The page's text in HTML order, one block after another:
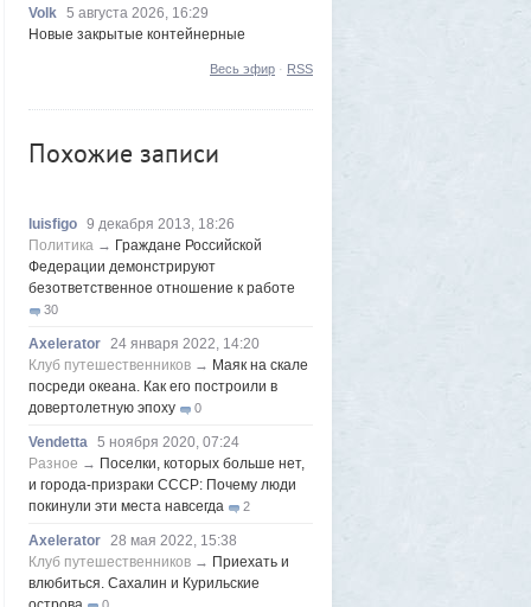
Volk 5 августа 2026, 16:29
Новые закрытые контейнерные
2000 лет никто не замечал, а ИИ увидел:
восстановить то, что считалось
Китайских роботов-гуманоидов запретят
2
Frumas 4 августа 2026, 20:06
Артемий о текущем моменте
Axelerator
4 августа 2026, 18:49
Южнокорейская ведущая ведя прямую
трансляцию торгов потеряла все
9
Frumas
3 августа 2026, 21:32
Почему укусы насекомых зудят и
чешутся
2
Voldemar
3 августа 2026, 20:17
Как гиганты с Фаэтона и пришельцы из
Нибиру строили цивилизации на Земле
25
1 августа 2026, 18:36
Весь эфир · RSS
Похожие записи
luisfigo 9 декабря 2013, 18:26
Политика → Граждане Российской
Федерации демонстрируют
безответственное отношение к работе
30
Axelerator 24 января 2022, 14:20
Клуб путешественников → Маяк на скале
посреди океана. Как его построили в
довертолетную эпоху
0
Vendetta 5 ноября 2020, 07:24
Разное → Поселки, которых больше нет,
и города-призраки СССР: Почему люди
покинули эти места навсегда
2
Axelerator 28 мая 2022, 15:38
Клуб путешественников → Приехать и
влюбиться. Сахалин и Курильские